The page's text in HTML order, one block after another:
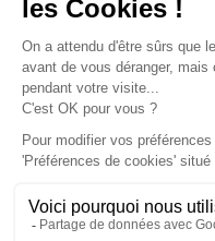
Site protégé par reCAPTCHA.
Marchand approuvé par la
vérifier.
SHOP COIFFURE ©